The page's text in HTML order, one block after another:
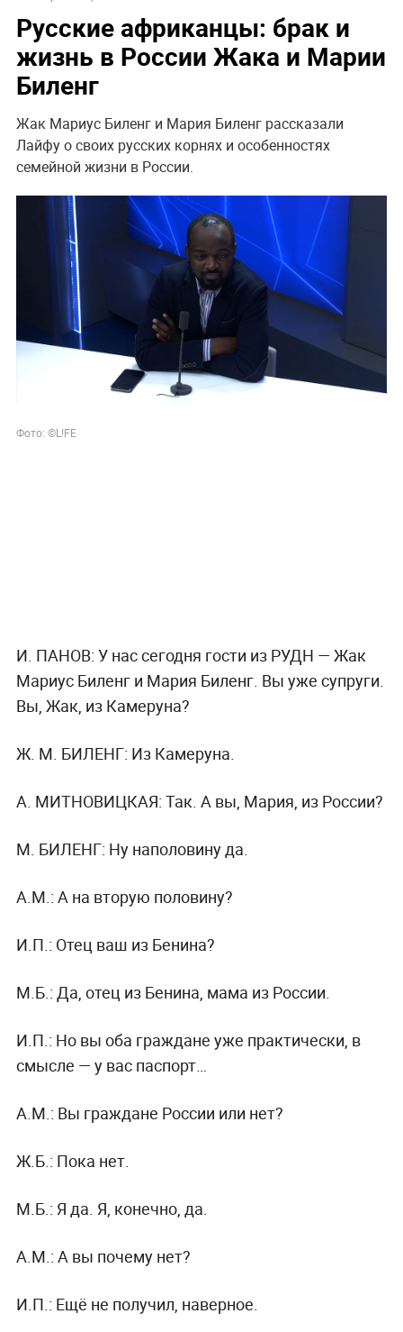
Русские африканцы: брак и
жизнь в России Жака и Марии
Биленг
Жак Мариус Биленг и Мария Биленг рассказали
Лайфу о своих русских корнях и особенностях
семейной жизни в России.
Фото: ©L!FE
И. ПАНОВ: У нас сегодня гости из РУДН — Жак
Мариус Биленг и Мария Биленг. Вы уже супруги.
Вы, Жак, из Камеруна?
Ж. М. БИЛЕНГ: Из Камеруна.
А. МИТНОВИЦКАЯ: Так. А вы, Мария, из России?
М. БИЛЕНГ: Ну наполовину да.
А.М.: А на вторую половину?
И.П.: Отец ваш из Бенина?
М.Б.: Да, отец из Бенина, мама из России.
И.П.: Но вы оба граждане уже практически, в
смысле — у вас паспорт…
А.М.: Вы граждане России или нет?
Ж.Б.: Пока нет.
М.Б.: Я да. Я, конечно, да.
А.М.: А вы почему нет?
И.П.: Ещё не получил, наверное.